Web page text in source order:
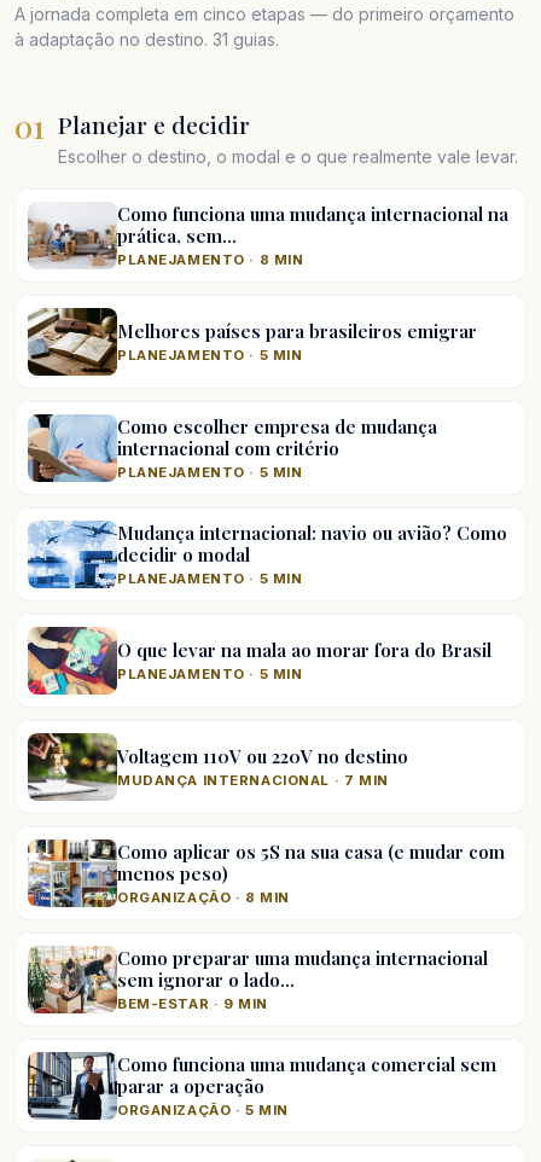
A jornada completa em cinco etapas — do primeiro orçamento
à adaptação no destino. 31 guias.
01 Planejar e decidir
Escolher o destino, o modal e o que realmente vale levar.
Como funciona uma mudança internacional na
prática, sem…
PLANEJAMENTO · 8 MIN
Melhores países para brasileiros emigrar
PLANEJAMENTO · 5 MIN
Como escolher empresa de mudança
internacional com critério
PLANEJAMENTO · 5 MIN
Mudança internacional: navio ou avião? Como
decidir o modal
PLANEJAMENTO · 5 MIN
O que levar na mala ao morar fora do Brasil
PLANEJAMENTO · 5 MIN
Voltagem 110V ou 220V no destino
MUDANÇA INTERNACIONAL · 7 MIN
Como aplicar os 5S na sua casa (e mudar com
menos peso)
ORGANIZAÇÃO · 8 MIN
Como preparar uma mudança internacional
sem ignorar o lado…
BEM-ESTAR · 9 MIN
Como funciona uma mudança comercial sem
parar a operação
ORGANIZAÇÃO · 5 MIN